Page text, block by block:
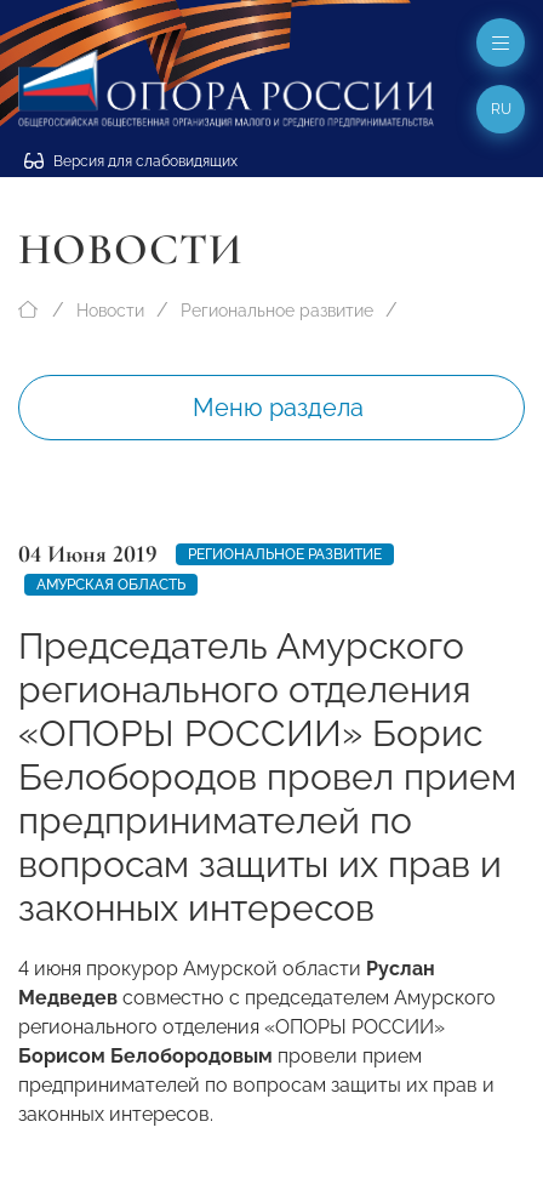
Версия для слабовидящих
RU
НОВОСТИ
Новости Региональное развитие
Меню раздела
04 Июня 2019
РЕГИОНАЛЬНОЕ РАЗВИТИЕ
АМУРСКАЯ ОБЛАСТЬ
Председатель Амурского
регионального отделения
«ОПОРЫ РОССИИ» Борис
Белобородов провел прием
предпринимателей по
вопросам защиты их прав и
законных интересов
4 июня прокурор Амурской области Руслан
Медведев совместно с председателем Амурского
регионального отделения «ОПОРЫ РОССИИ»
Борисом Белобородовым провели прием
предпринимателей по вопросам защиты их прав и
законных интересов.